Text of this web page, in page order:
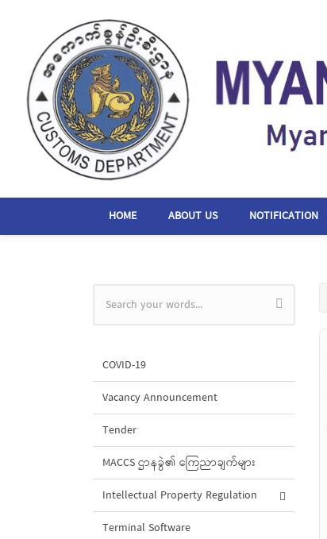
HOME ABOUT US NOTIFICATION
Search form
COVID-19
Vacancy Announcement
Tender
MACCS ဌာနခွဲ၏ ကြေညာချက်များ
Intellectual Property Regulation
Terminal Software